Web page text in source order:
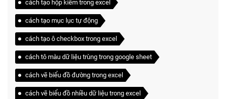
cách tạo hộp kiểm trong excel
cách tạo mục lục tự động
cách tạo ô checkbox trong excel
cách tô màu dữ liệu trùng trong google sheet
cách vẽ biểu đồ đường trong excel
cách vẽ biểu đồ nhiều dữ liệu trong excel